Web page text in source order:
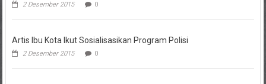
2 Desember 2015 0
Artis Ibu Kota Ikut Sosialisasikan Program Polisi
2 Desember 2015 0